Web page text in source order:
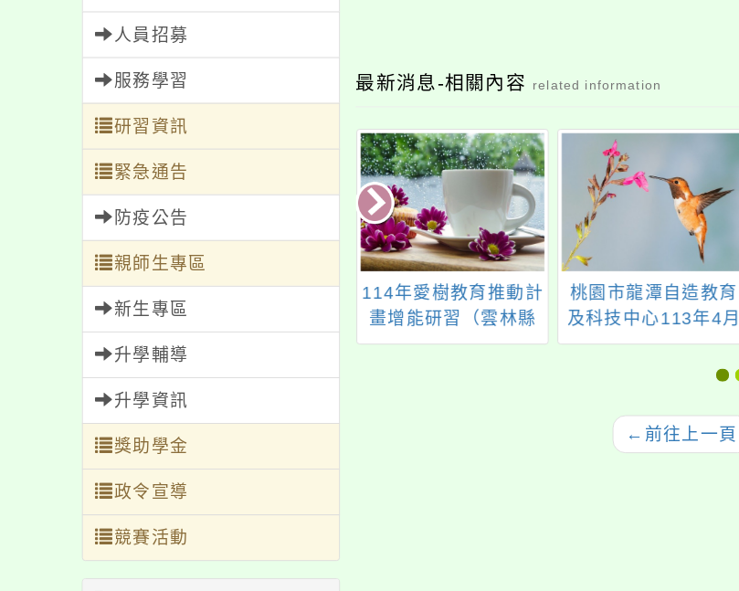
人員招募
服務學習
研習資訊
緊急通告
防疫公告
親師生專區
新生專區
升學輔導
升學資訊
獎助學金
政令宣導
競賽活動
最新消息-相關內容 related information
115年食農教育
助計畫辦理線
轉知本市「114年性別
暴力社區初級預防推
廣－社區防暴宣講
勵貴校教師踴躍報名
參加，並准予公差假
出席，請查照。
114年愛樹教育推動計
畫增能研習（雲林縣
斗南鎮文安國民小
桃園市龍潭自造教育
及科技中心113年4月
份教師增能研習計畫
← 前往上一頁